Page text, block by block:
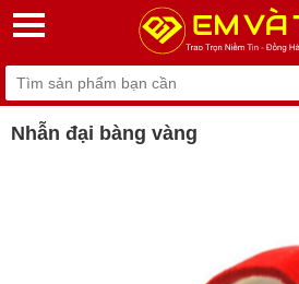
Nhẫn đại bàng vàng